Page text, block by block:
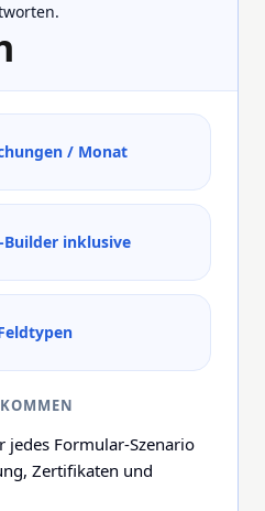
/ Monat
Builder inklusive
jedes Formular-Szenario
Zertifikaten und